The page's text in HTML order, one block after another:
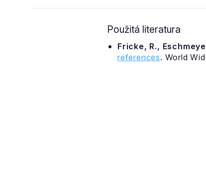
Použitá literatura
Fricke, R.,
references. World